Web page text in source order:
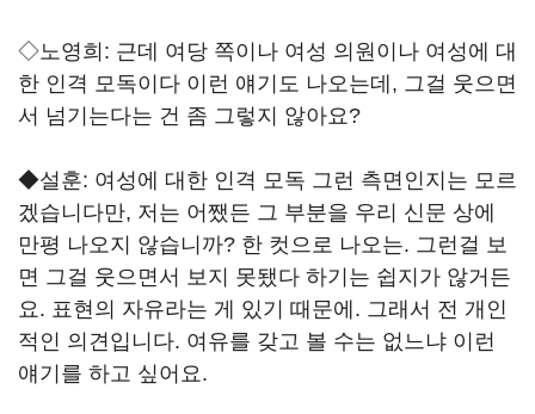
◇노영희: 근데 여당 쪽이나 여성 의원이나 여성에 대
한 인격 모독이다 이런 얘기도 나오는데, 그걸 웃으면
서 넘기는다는 건 좀 그렇지 않아요?
◆설훈: 여성에 대한 인격 모독 그런 측면인지는 모르
겠습니다만, 저는 어쨌든 그 부분을 우리 신문 상에
만평 나오지 않습니까? 한 컷으로 나오는. 그런걸 보
면 그걸 웃으면서 보지 못됐다 하기는 쉽지가 않거든
요. 표현의 자유라는 게 있기 때문에. 그래서 전 개인
적인 의견입니다. 여유를 갖고 볼 수는 없느냐 이런
얘기를 하고 싶어요.